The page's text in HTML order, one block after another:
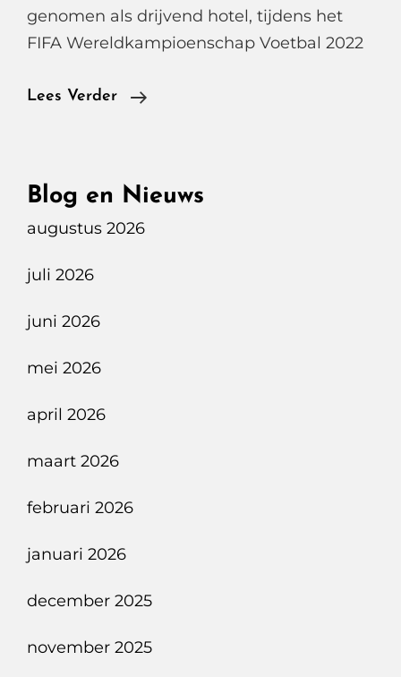
genomen als drijvend hotel, tijdens het
FIFA Wereldkampioenschap Voetbal 2022
Lees Verder
MSC
Meest
Blog en Nieuws
augustus 2026
juli 2026
juni 2026
mei 2026
april 2026
maart 2026
februari 2026
januari 2026
december 2025
november 2025